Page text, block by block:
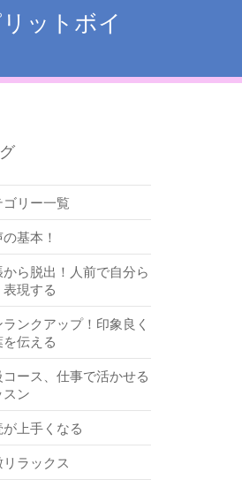
ットボイ
ゴリー一覧
基本！
から脱出！人前で自分ら
表現する
ランクアップ！印象良く
伝える
コース、仕事で活かせる
スン
上手くなる
ラックス